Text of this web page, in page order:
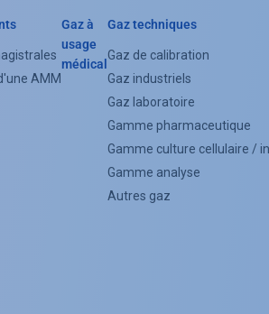
AMM
Gaz à
usage
médical
Gaz techniques
Gaz de calibration
Gaz industriels
Gaz laboratoire
Gamme pharmaceutique
Gamme culture cellulaire /
Gamme analyse
Autres gaz